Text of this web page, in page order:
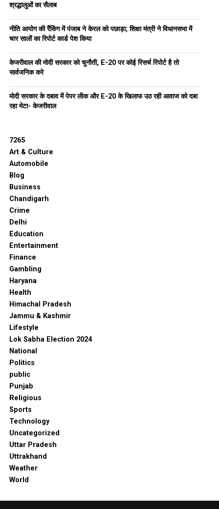
श्रद्धालुओं का सैलाब
नीति आयोग की रैंकिंग में पंजाब ने केरल को पछाड़ा; शिक्षा मंत्री ने विधानसभा में
चार सालों का रिपोर्ट कार्ड पेश किया
केजरीवाल की मोदी सरकार को चुनौती, E-20 पर कोई रिसर्च रिपोर्ट है तो
सार्वजनिक करे
मोदी सरकार के दबाव में पेपर लीक और E-20 के खिलाफ उठ रही आवाज को दबा
रहा मेटा- केजरीवाल
7265
Art & Culture
Automobile
Blog
Business
Chandigarh
Crime
Delhi
Education
Entertainment
Finance
Gambling
Haryana
Health
Himachal Pradesh
Jammu & Kashmir
Lifestyle
Lok Sabha Election 2024
National
Politics
public
Punjab
Religious
Sports
Technology
Uncategorized
Uttar Pradesh
Uttrakhand
Weather
World